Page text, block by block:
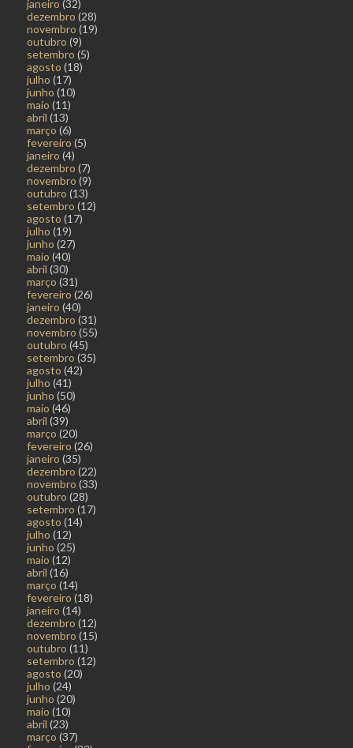
janeiro (32)
dezembro (28)
novembro (19)
outubro (9)
setembro (5)
agosto (18)
julho (17)
junho (10)
maio (11)
abril (13)
março (6)
fevereiro (5)
janeiro (4)
dezembro (7)
novembro (9)
outubro (13)
setembro (12)
agosto (17)
julho (19)
junho (27)
maio (40)
abril (30)
março (31)
fevereiro (26)
janeiro (40)
dezembro (31)
novembro (55)
outubro (45)
setembro (35)
agosto (42)
julho (41)
junho (50)
maio (46)
abril (39)
março (20)
fevereiro (26)
janeiro (35)
dezembro (22)
novembro (33)
outubro (28)
setembro (17)
agosto (14)
julho (12)
junho (25)
maio (12)
abril (16)
março (14)
fevereiro (18)
janeiro (14)
dezembro (12)
novembro (15)
outubro (11)
setembro (12)
agosto (20)
julho (24)
junho (20)
maio (10)
abril (23)
março (37)